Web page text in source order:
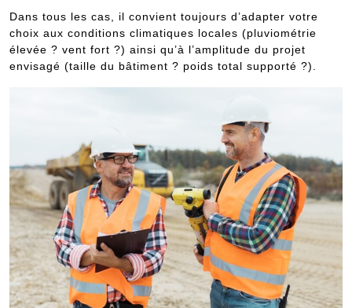
Dans tous les cas, il convient toujours d’adapter votre
choix aux conditions climatiques locales (pluviométrie
élevée ? vent fort ?) ainsi qu’à l’amplitude du projet
envisagé (taille du bâtiment ? poids total supporté ?).